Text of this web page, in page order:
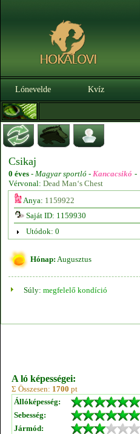
Lónevelde Kvíz
Csikaj
0 éves - Magyar sportló - Kancacsikó -
Vérvonal: Dead Man‘s Chest
Anya: 1159922
Saját ID: 1159930
Utódok: 0
Hónap: Augusztus
Súly: megfelelő kondíció
A ló képességei:
Σ Összesen: 1700 pt
Állóképesség:
Sebesség:
Jármód: